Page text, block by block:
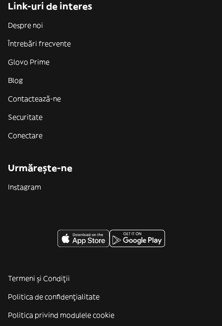
Link-uri de interes
Despre noi
Întrebări frecvente
Glovo Prime
Blog
Contactează-ne
Securitate
Conectare
Urmărește-ne
Instagram
Termeni și Condiții
Politica de confidenţialitate
Politica privind modulele cookie